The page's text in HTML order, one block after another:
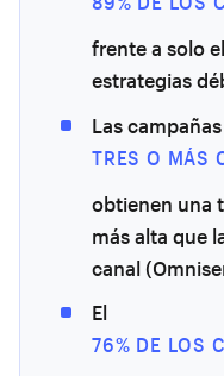
frente a solo
estrategias
Las
TRES O MÁS
obtienen una
más alta que
canal
El
76% DE LOS